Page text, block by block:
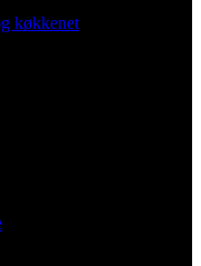
køkkenet